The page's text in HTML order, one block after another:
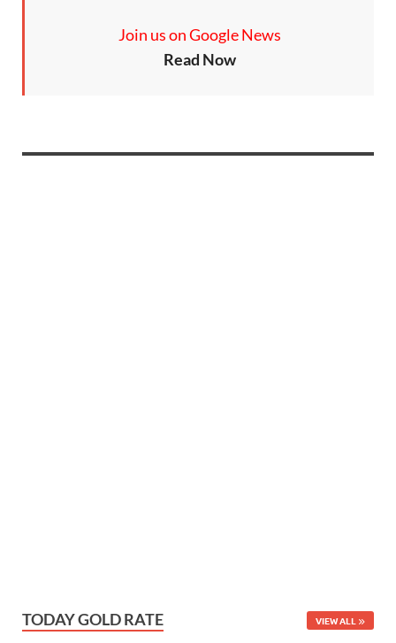
Join us on Google News
Read Now
TODAY GOLD RATE VIEW ALL